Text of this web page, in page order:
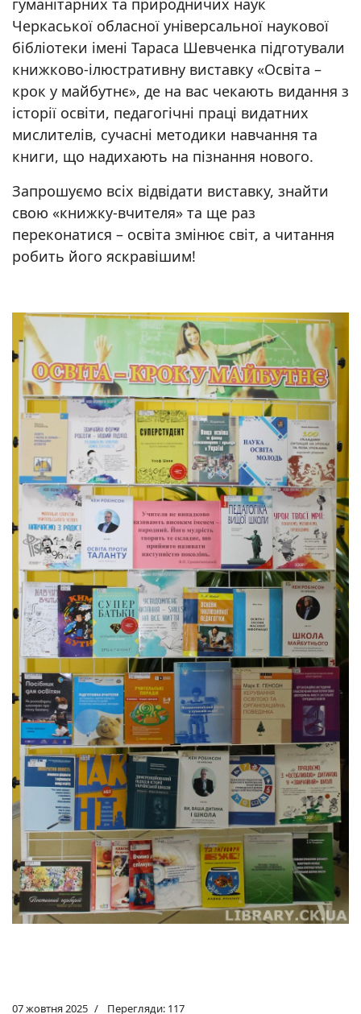
гуманітарних та природничих наук
Черкаської обласної універсальної наукової
бібліотеки імені Тараса Шевченка підготували
книжково-ілюстративну виставку «Освіта –
крок у майбутнє», де на вас чекають видання з
історії освіти, педагогічні праці видатних
мислителів, сучасні методики навчання та
книги, що надихають на пізнання нового.
Запрошуємо всіх відвідати виставку, знайти
свою «книжку-вчителя» та ще раз
переконатися – освіта змінює світ, а читання
робить його яскравішим!
07 жовтня 2025 Перегляди: 117